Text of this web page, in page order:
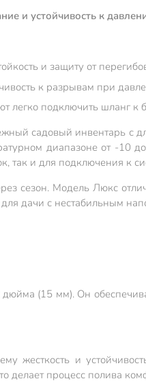
и устойчивость к
и защиту от
к разрывам при
подключить шланг к
садовый инвентарь с
диапазоне от -10
так и для подключения к
сезон. Модель Люкс
дачи с нестабильным
(15 мм). Он
жесткость и
делает процесс полива